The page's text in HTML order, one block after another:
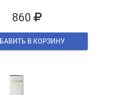
860
В КОРЗИНУ